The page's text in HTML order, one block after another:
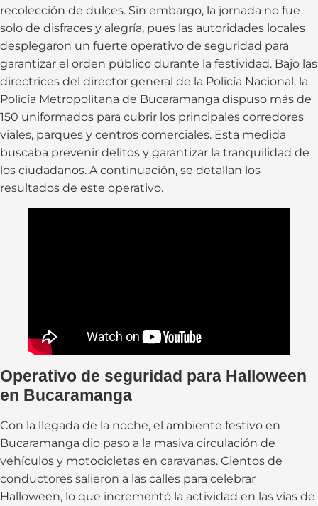
recolección de dulces. Sin embargo, la jornada no fue
solo de disfraces y alegría, pues las autoridades locales
desplegaron un fuerte operativo de seguridad para
garantizar el orden público durante la festividad. Bajo las
directrices del director general de la Policía Nacional, la
Policía Metropolitana de Bucaramanga dispuso más de
150 uniformados para cubrir los principales corredores
viales, parques y centros comerciales. Esta medida
buscaba prevenir delitos y garantizar la tranquilidad de
los ciudadanos. A continuación, se detallan los
resultados de este operativo.
Operativo de seguridad para Halloween
en Bucaramanga
Con la llegada de la noche, el ambiente festivo en
Bucaramanga dio paso a la masiva circulación de
vehículos y motocicletas en caravanas. Cientos de
conductores salieron a las calles para celebrar
Halloween, lo que incrementó la actividad en las vías de